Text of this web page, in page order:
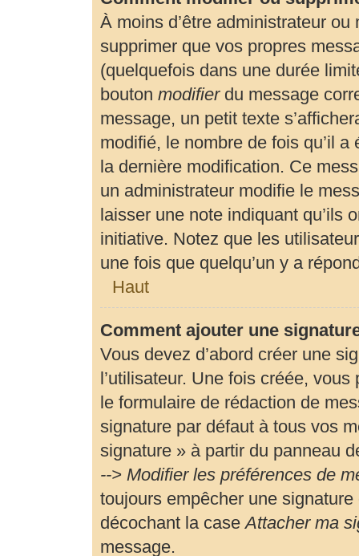
À moins d’être administrateur
supprimer que vos propres
(quelquefois dans une durée
bouton modifierdu message
message, un petit texte
modifié, le nombre de fois qu’il
la dernière modification. Ce
un administrateur modifie le
laisser une note indiquant qu’ils
initiative. Notez que les
une fois que quelqu’un y a
Haut
Comment ajouter une
Vous devez d’abord créer une
l’utilisateur. Une fois créée,
le formulaire de rédaction de
signature par défaut à tous vos
signature » à partir du panneau
--> Modifier les préférences de
toujours empêcher une
décochant la caseAttacher ma
message.